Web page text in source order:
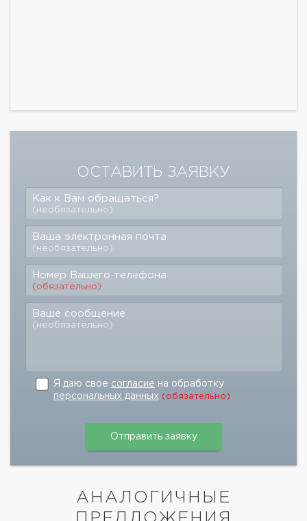
ОСТАВИТЬ ЗАЯВКУ
Как к Вам обращаться?
(необязательно)
Ваша электронная почта
(необязательно)
Номер Вашего телефона
(обязательно)
Ваше сообщение
(необязательно)
Я даю свое согласие на обработку
персональных данных (обязательно)
АНАЛОГИЧНЫЕ